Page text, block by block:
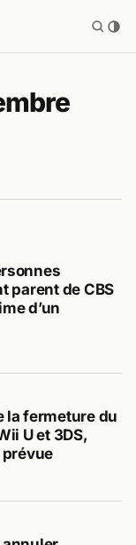
parent de CBS
d’un
la fermeture du
U et 3DS,
prévue